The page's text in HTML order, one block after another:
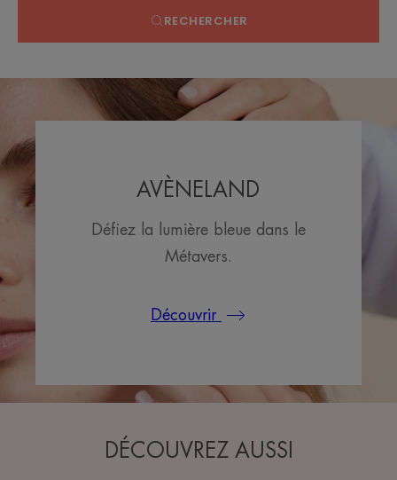
RECHERCHER
AVÈNELAND
Défiez la lumière bleue dans le
Métavers.
Découvrir
DÉCOUVREZ AUSSI